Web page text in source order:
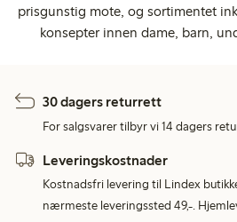
prisgunstig mote, og sortimentet
konsepter innen dame, barn,
30 dagers returrett
For salgsvarer tilbyr vi 14 dagers
Leveringskostnader
Kostnadsfri levering til Lindex
nærmeste leveringssted 49,-.